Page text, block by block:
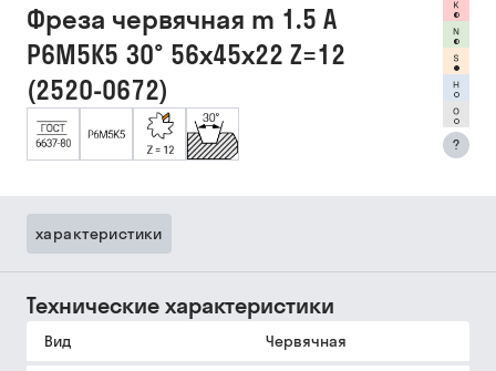
Фреза червячная m 1.5 А
Р6М5К5 30° 56х45х22 Z=12
(2520-0672)
?
характеристики
Технические характеристики
Вид Червячная